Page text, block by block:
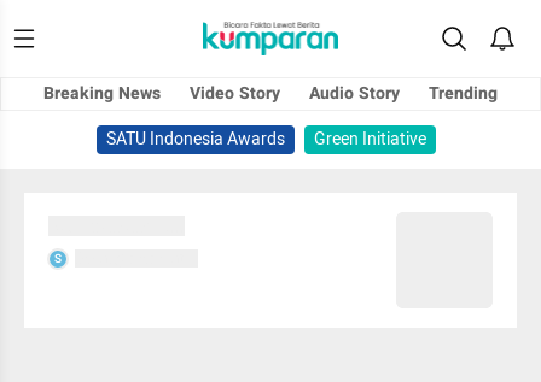
Breaking News Video Story Audio Story
Trending
SATU Indonesia Awards
Green Initiative
S